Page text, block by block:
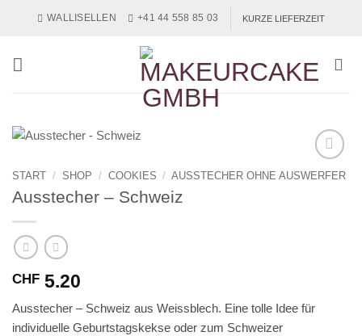
WALLISELLEN +41 44 558 85 03 KURZE LIEFERZEIT
START / SHOP / COOKIES / AUSSTECHER OHNE AUSWERFER
Ausstecher – Schweiz
CHF 5.20
Ausstecher – Schweiz aus Weissblech. Eine tolle Idee für
individuelle Geburtstagskekse oder zum Schweizer